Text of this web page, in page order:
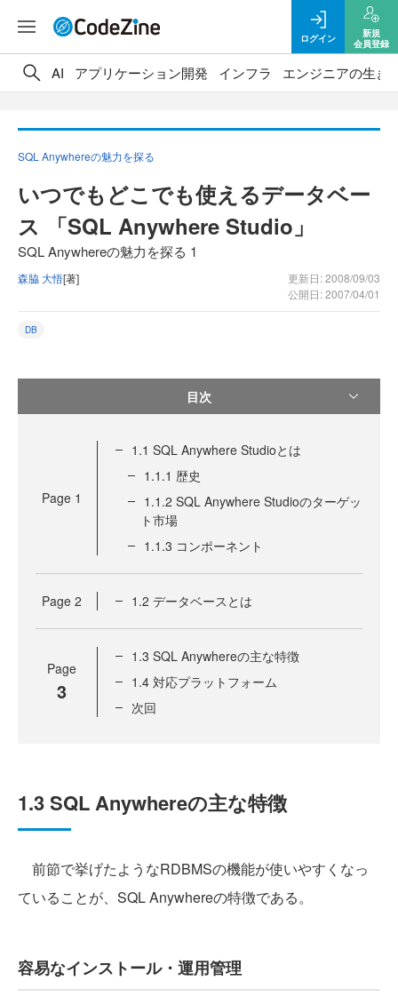
ログイン
新規
会員登録
AI アプリケーション開発 インフラ エンジニアの生き
SQL Anywhereの魅力を探る
いつでもどこでも使えるデータベー
ス 「SQL Anywhere Studio」
SQL Anywhereの魅力を探る 1
森脇 大悟[著]
更新日: 2008/09/03
公開日: 2007/04/01
DB
目次
Page 1
1.1 SQL Anywhere Studioとは
1.1.1 歴史
1.1.2 SQL Anywhere Studioのターゲッ
ト市場
1.1.3 コンポーネント
Page 2 1.2 データベースとは
Page
3
1.3 SQL Anywhereの主な特徴
1.4 対応プラットフォーム
次回
1.3 SQL Anywhereの主な特徴
前節で挙げたようなRDBMSの機能が使いやすくなっ
ていることが、SQL Anywhereの特徴である。
容易なインストール・運用管理